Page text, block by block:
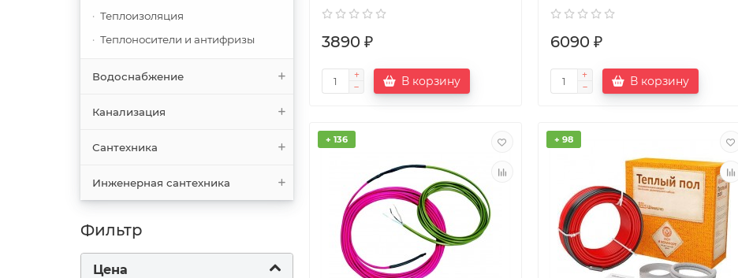
Теплоизоляция
Теплоносители и антифризы
Водоснабжение
Канализация
Сантехника
Инженерная сантехника
Фильтр
Цена
3890 ₽
В корзину
6090 ₽
В корзину
+ 136 + 98